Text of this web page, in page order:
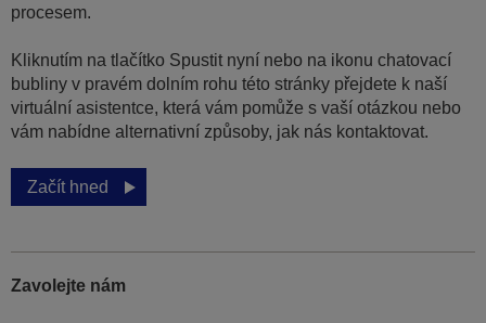
procesem.
Kliknutím na tlačítko Spustit nyní nebo na ikonu chatovací
bubliny v pravém dolním rohu této stránky přejdete k naší
virtuální asistentce, která vám pomůže s vaší otázkou nebo
vám nabídne alternativní způsoby, jak nás kontaktovat.
Začít hned
Zavolejte nám